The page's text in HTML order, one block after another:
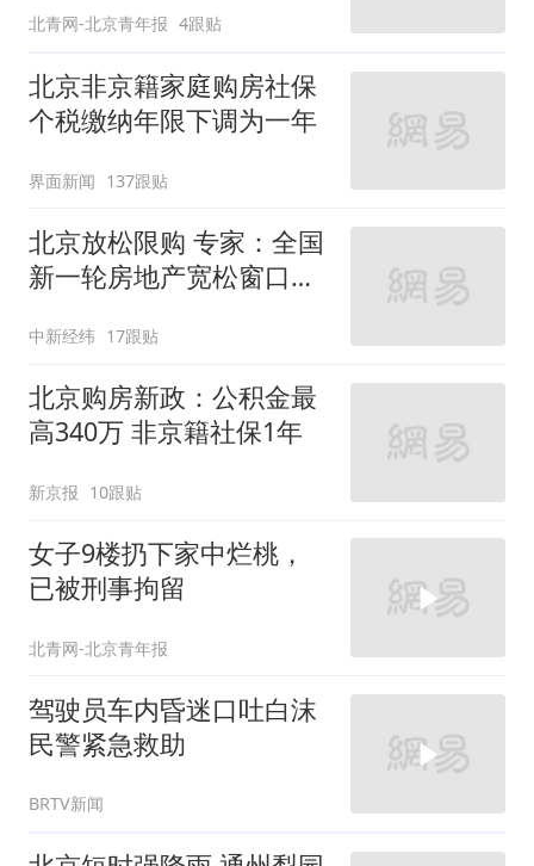
北青网-北京青年报 4跟贴
北京非京籍家庭购房社保
个税缴纳年限下调为一年
界面新闻 137跟贴
北京放松限购 专家：全国
新一轮房地产宽松窗口打
中新经纬 17跟贴
北京购房新政：公积金最
高340万 非京籍社保1年
新京报 10跟贴
女子9楼扔下家中烂桃，
已被刑事拘留
北青网-北京青年报
驾驶员车内昏迷口吐白沫
民警紧急救助
BRTV新闻